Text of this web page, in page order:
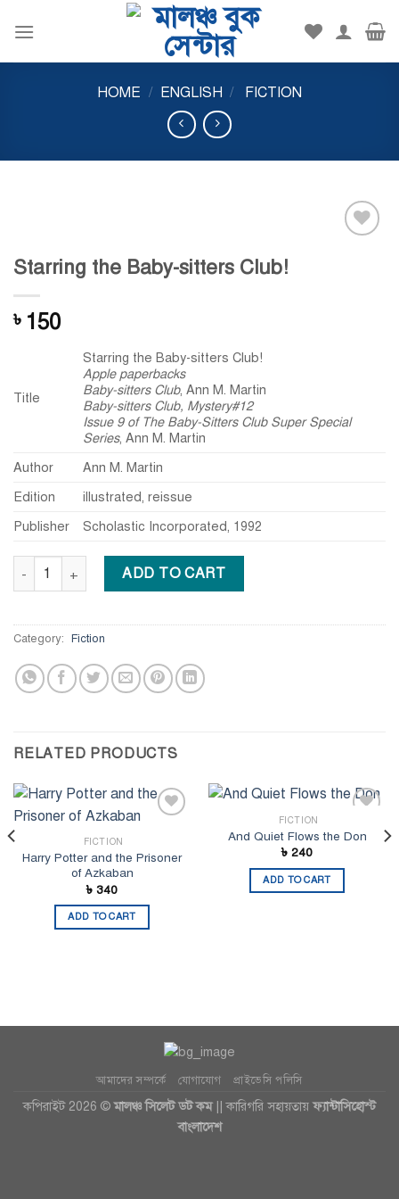
HOME / ENGLISH / FICTION
Starring the Baby-sitters Club!
৳ 150
Title
Starring the Baby-sitters Club!
Apple paperbacks
Baby-sitters Club,Ann M. Martin
Baby-sitters Club, Mystery#12
Issue 9 of The Baby-Sitters Club Super Special
Series,Ann M. Martin
Author
Ann M. Martin
Edition
illustrated, reissue
Publisher
Scholastic Incorporated, 1992
Starring the Baby-sitters Club! quantity
ADD TO CART
Category: Fiction
RELATED PRODUCTS
FICTION
Harry Potter and the Prisoner
of Azkaban
৳ 340
ADD TO CART
wishlist
FICTION
And Quiet Flows the Don
৳ 240
ADD TO CART
আমাদের সম্পর্কে যোগাযোগ প্রাইভেসি পলিসি
কপিরাইট 2026 ©মালঞ্চ সিলেট ডট কম|| কারিগরি সহায়তায়ফ্যান্টাসিহোস্ট
বাংলাদেশ